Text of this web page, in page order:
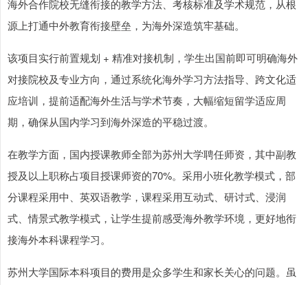
海外合作院校无缝衔接的教学方法、考核标准及学术规范，从根
源上打通中外教育衔接壁垒，为海外深造筑牢基础。
该项目实行前置规划 + 精准对接机制，学生出国前即可明确海外
对接院校及专业方向，通过系统化海外学习方法指导、跨文化适
应培训，提前适配海外生活与学术节奏，大幅缩短留学适应周
期，确保从国内学习到海外深造的平稳过渡。
在教学方面，国内授课教师全部为苏州大学聘任师资，其中副教
授及以上职称占项目授课师资的70%。采用小班化教学模式，部
分课程采用中、英双语教学，课程采用互动式、研讨式、浸润
式、情景式教学模式，让学生提前感受海外教学环境，更好地衔
接海外本科课程学习。
苏州大学国际本科项目的费用是众多学生和家长关心的问题。虽